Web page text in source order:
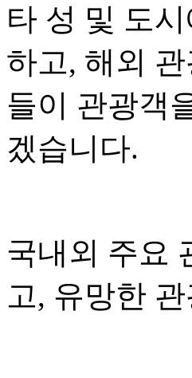
타 성 및 도
하고, 해외
들이 관광객
겠습니다.
국내외 주요
고, 유망한